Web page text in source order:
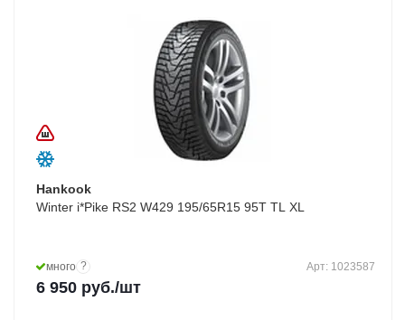
Hankook
Winter i*Pike RS2 W429 195/65R15 95T TL XL
много ? Арт: 1023587
6 950 руб./шт